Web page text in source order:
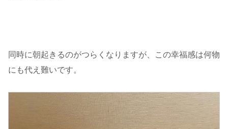
同時に朝起きるのがつらくなりますが、この幸福感は何物
にも代え難いです。